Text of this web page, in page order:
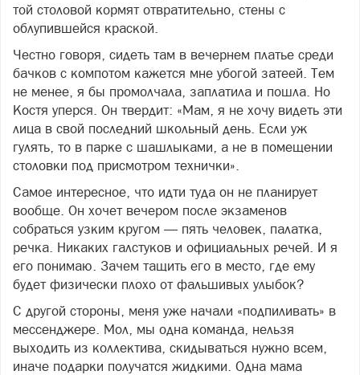
той столовой кормят отвратительно, стены с
облупившейся краской.
Честно говоря, сидеть там в вечернем платье среди
бачков с компотом кажется мне убогой затеей. Тем
не менее, я бы промолчала, заплатила и пошла. Но
Костя уперся. Он твердит: «Мам, я не хочу видеть эти
лица в свой последний школьный день. Если уж
гулять, то в парке с шашлыками, а не в помещении
столовки под присмотром технички».
Самое интересное, что идти туда он не планирует
вообще. Он хочет вечером после экзаменов
собраться узким кругом — пять человек, палатка,
речка. Никаких галстуков и официальных речей. И я
его понимаю. Зачем тащить его в место, где ему
будет физически плохо от фальшивых улыбок?
С другой стороны, меня уже начали «подпиливать» в
мессенджере. Мол, мы одна команда, нельзя
выходить из коллектива, скидываться нужно всем,
иначе подарки получатся жидкими. Одна мама